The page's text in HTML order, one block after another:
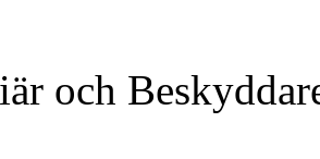
och